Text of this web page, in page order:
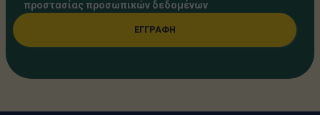
προστασίας προσωπικών δεδομένων
ΕΓΓΡΑΦΗ